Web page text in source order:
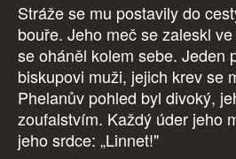
Stráže se mu postavily do
bouře. Jeho meč se zaleskl
se oháněl kolem sebe. Jeden
biskupovi muži, jejich krev se
Phelanův pohled byl divoký,
zoufalstvím. Každý úder jeho
jeho srdce: „Linnet!"